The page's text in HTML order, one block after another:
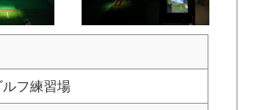
フ練習場